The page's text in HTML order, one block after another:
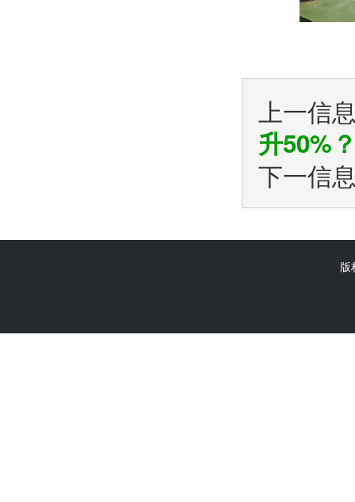
上一信
升50%
下一信
版